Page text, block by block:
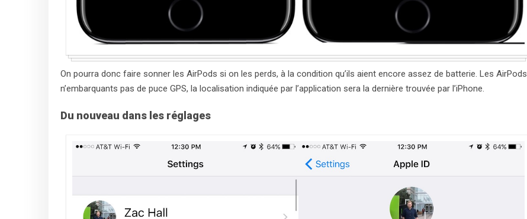
On pourra donc faire sonner les AirPods si on les perds, à la condition qu’ils aient encore assez de batterie. Les AirPods
n’embarquants pas de puce GPS, la localisation indiquée par l’application sera la dernière trouvée par l’iPhone.
Du nouveau dans les réglages